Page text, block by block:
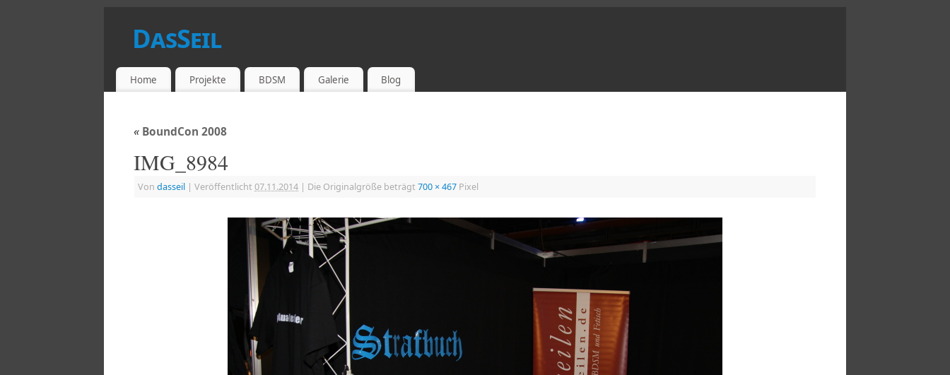
DasSeil
Home Projekte BDSM Galerie Blog
« BoundCon 2008
IMG_8984
Von dasseil | Veröffentlicht 07.11.2014 | Die Originalgröße beträgt 700 × 467 Pixel